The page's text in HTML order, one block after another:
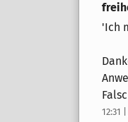
'Ich
12:31